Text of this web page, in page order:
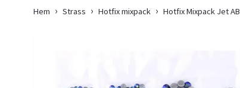
Hem Strass Hotfix mixpack Hotfix Mixpack Jet AB